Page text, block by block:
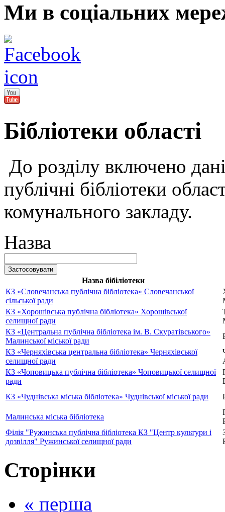
Ми в соціальних
Бібліотеки області
До розділу включено
публічні бібліотеки
комунального закладу.
Назва
Назва бібіліотеки
КЗ «Словечанська публічна бібліотека» Словечанської
сільської ради
КЗ «Хорошівська публічна бібліотека» Хорошівської
селищної ради
КЗ «Центральна публічна бібліотека ім. В. Скуратівського»
Малинської міської ради
КЗ «Черняхівська центральна бібліотека» Черняхівської
селищної ради
КЗ «Чоповицька публічна бібліотека» Чоповицької селищної
ради
КЗ «Чуднівська міська бібліотека» Чуднівської міської ради
Малинська міська бібліотека
Філія "Ружинська публічна бібліотека КЗ "Центр культури і
дозвілля" Ружинської селищної ради
Сторінки
« перша